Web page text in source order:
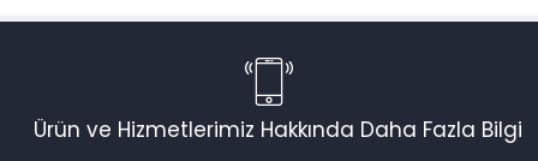
Ürün ve Hizmetlerimiz Hakkında Daha Fazla Bilgi